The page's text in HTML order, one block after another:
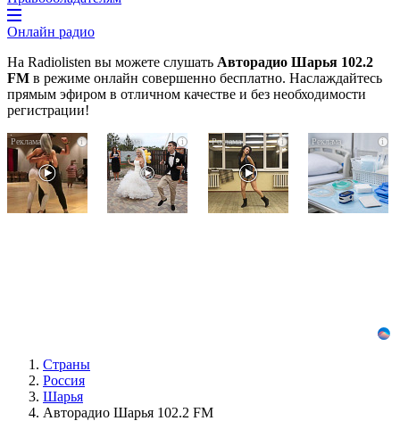
Онлайн радио
На Radiolisten вы можете слушать Авторадио Шарья 102.2
FM в режиме онлайн совершенно бесплатно. Наслаждайтесь
прямым эфиром в отличном качестве и без необходимости
регистрации!
i
Ролик
длится
пару
секунд,
но
i
Этот
танец
невесты
оставит
вас
i
Ролик
Омска:
вы
будете
i
Страны
Россия
Шарья
Авторадио Шарья 102.2 FM